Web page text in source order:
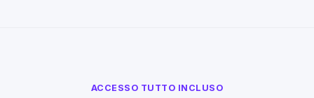
ACCESSO TUTTO INCLUSO